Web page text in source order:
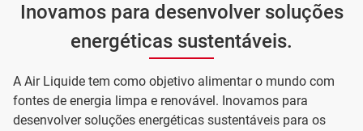
Inovamos para desenvolver soluções
energéticas sustentáveis.
A Air Liquide tem como objetivo alimentar o mundo com
fontes de energia limpa e renovável. Inovamos para
desenvolver soluções energéticas sustentáveis para os